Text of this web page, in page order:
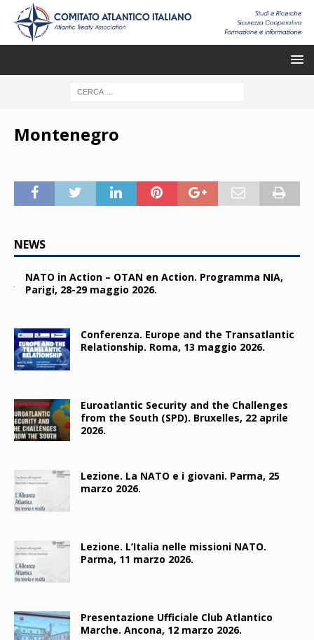
Montenegro
NEWS
NATO in Action – OTAN en Action. Programma NIA,
Parigi, 28-29 maggio 2026.
Conferenza. Europe and the Transatlantic
Relationship. Roma, 13 maggio 2026.
Euroatlantic Security and the Challenges
from the South (SPD). Bruxelles, 22 aprile
2026.
Lezione. La NATO e i giovani. Parma, 25
marzo 2026.
Lezione. L’Italia nelle missioni NATO.
Parma, 11 marzo 2026.
Presentazione Ufficiale Club Atlantico
Marche. Ancona, 12 marzo 2026.